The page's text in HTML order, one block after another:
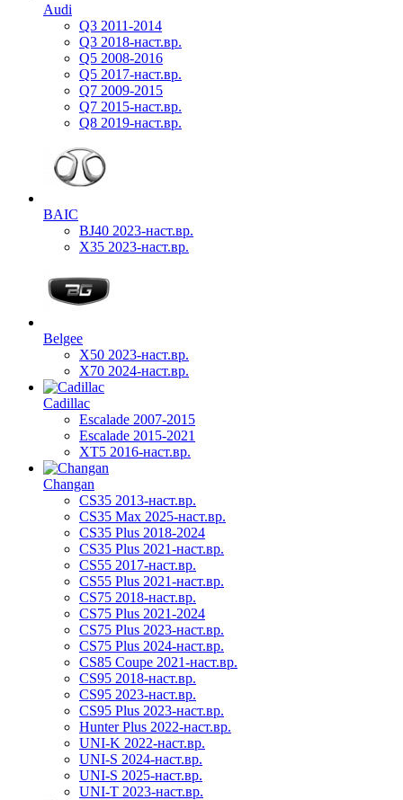
Audi
Q3 2011-2014
Q3 2018-наст.вр.
Q5 2008-2016
Q5 2017-наст.вр.
Q7 2009-2015
Q7 2015-наст.вр.
Q8 2019-наст.вр.
BAIC
BJ40 2023-наст.вр.
X35 2023-наст.вр.
Belgee
X50 2023-наст.вр.
X70 2024-наст.вр.
Cadillac
Escalade 2007-2015
Escalade 2015-2021
XT5 2016-наст.вр.
Changan
CS35 2013-наст.вр.
CS35 Max 2025-наст.вр.
CS35 Plus 2018-2024
CS35 Plus 2021-наст.вр.
CS55 2017-наст.вр.
CS55 Plus 2021-наст.вр.
CS75 2018-наст.вр.
CS75 Plus 2021-2024
CS75 Plus 2023-наст.вр.
CS75 Plus 2024-наст.вр.
CS85 Coupe 2021-наст.вр.
CS95 2018-наст.вр.
CS95 2023-наст.вр.
CS95 Plus 2023-наст.вр.
Hunter Plus 2022-наст.вр.
UNI-K 2022-наст.вр.
UNI-S 2024-наст.вр.
UNI-S 2025-наст.вр.
UNI-T 2023-наст.вр.